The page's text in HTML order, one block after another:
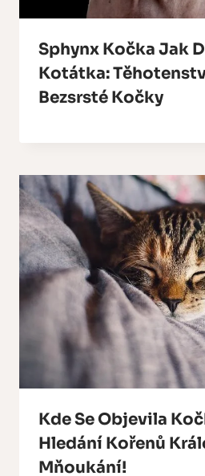
Sphynx Kočka Jak
Kotátka:
Bezsrsté Kočky
Kde Se Objevila
Hledání Kořenů
Mňoukání!